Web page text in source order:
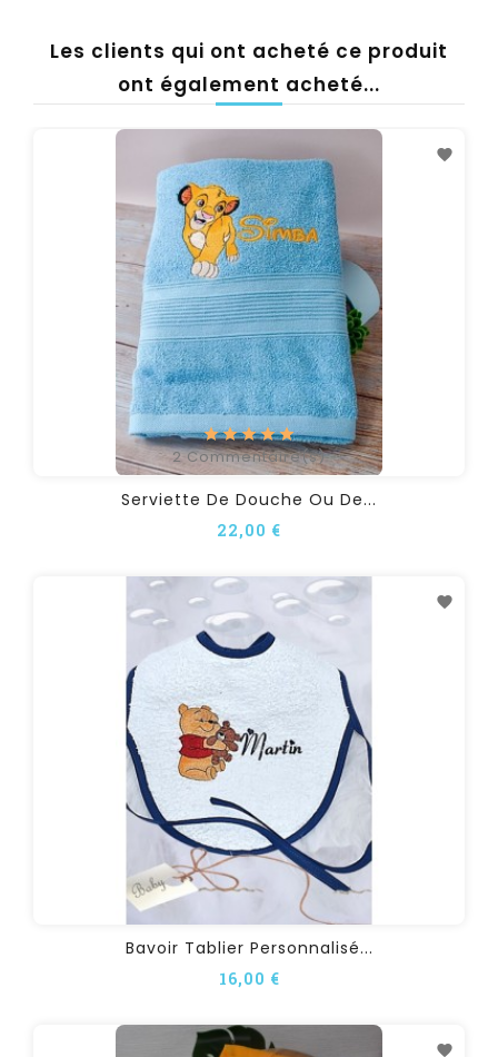
Les clients qui ont acheté ce produit
ont également acheté...
2Commentaire(s)
Serviette De Douche Ou De...
22,00 €
Bavoir Tablier Personnalisé...
16,00 €